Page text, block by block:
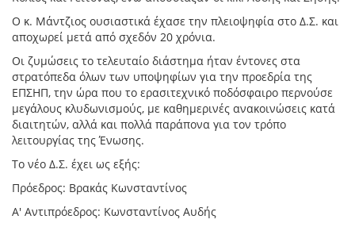
Ο κ. Μάντζιος ουσιαστικά έχασε την πλειοψηφία στο Δ.Σ. και
αποχωρεί μετά από σχεδόν 20 χρόνια.
Οι ζυμώσεις το τελευταίο διάστημα ήταν έντονες στα
στρατόπεδα όλων των υποψηφίων για την προεδρία της
ΕΠΣΗΠ, την ώρα που το ερασιτεχνικό ποδόσφαιρο περνούσε
μεγάλους κλυδωνισμούς, με καθημερινές ανακοινώσεις κατά
διαιτητών, αλλά και πολλά παράπονα για τον τρόπο
λειτουργίας της Ένωσης.
Το νέο Δ.Σ. έχει ως εξής:
Πρόεδρος: Βρακάς Κωνσταντίνος
Α' Αντιπρόεδρος: Κωνσταντίνος Αυδής